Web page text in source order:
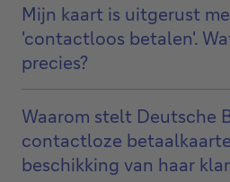
Mijn kaart is uitgerust
'contactloos betalen'.
precies?
Waarom stelt Deutsche
contactloze
beschikking van haar